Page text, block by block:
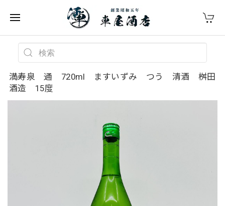
満寿泉 通 720ml ますいずみ つう 清酒 桝田
酒造 15度